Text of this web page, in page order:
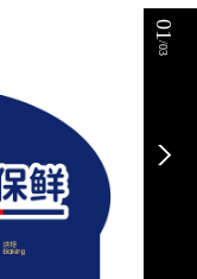
01
/03